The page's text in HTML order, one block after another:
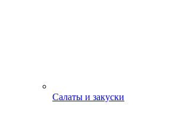
Салаты и закуски